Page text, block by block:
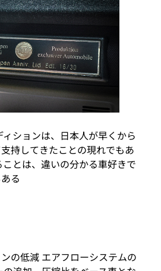
ションは、日本人が早くから
持してきたことの現れでもあ
とは、違いの分かる車好きで
る
の低減 エアフローシステムの